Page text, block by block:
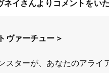
イさんよりコメントをいた
ヴァーチュー＞
スターが、あなたのアライ